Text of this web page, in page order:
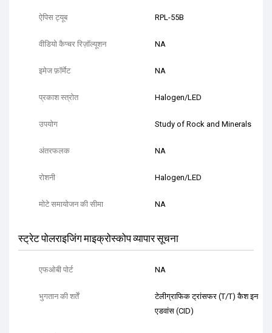
ऐपिस ट्यूब RPL-55B
वीडियो कैप्चर रिज़ॉल्यूशन NA
इमेज फ़ॉर्मेट NA
प्रकाश स्त्रोत Halogen/LED
उपयोग Study of Rock and Minerals
अंतरफलक NA
रोशनी Halogen/LED
मोटे समायोजन की सीमा NA
स्ट्रेट पोलराइजिंग माइक्रोस्कोप व्यापार सूचना
एफओबी पोर्ट NA
भुगतान की शर्तें
टेलीग्राफिक ट्रांसफर (T/T) कैश इन
एडवांस (CID)